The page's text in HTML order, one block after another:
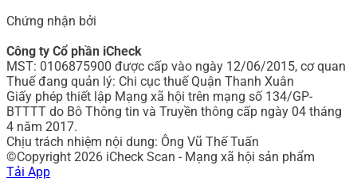
Chứng nhận bởi
Công ty Cổ phần iCheck
MST: 0106875900 được cấp vào ngày 12/06/2015, cơ quan
Thuế đang quản lý: Chi cục thuế Quận Thanh Xuân
Giấy phép thiết lập Mạng xã hội trên mạng số 134/GP-
BTTTT do Bô Thông tin và Truyền thông cấp ngày 04 tháng
4 năm 2017.
Chịu trách nhiệm nội dung: Ông Vũ Thế Tuấn
©Copyright 2026 iCheck Scan - Mạng xã hội sản phẩm
Tải App